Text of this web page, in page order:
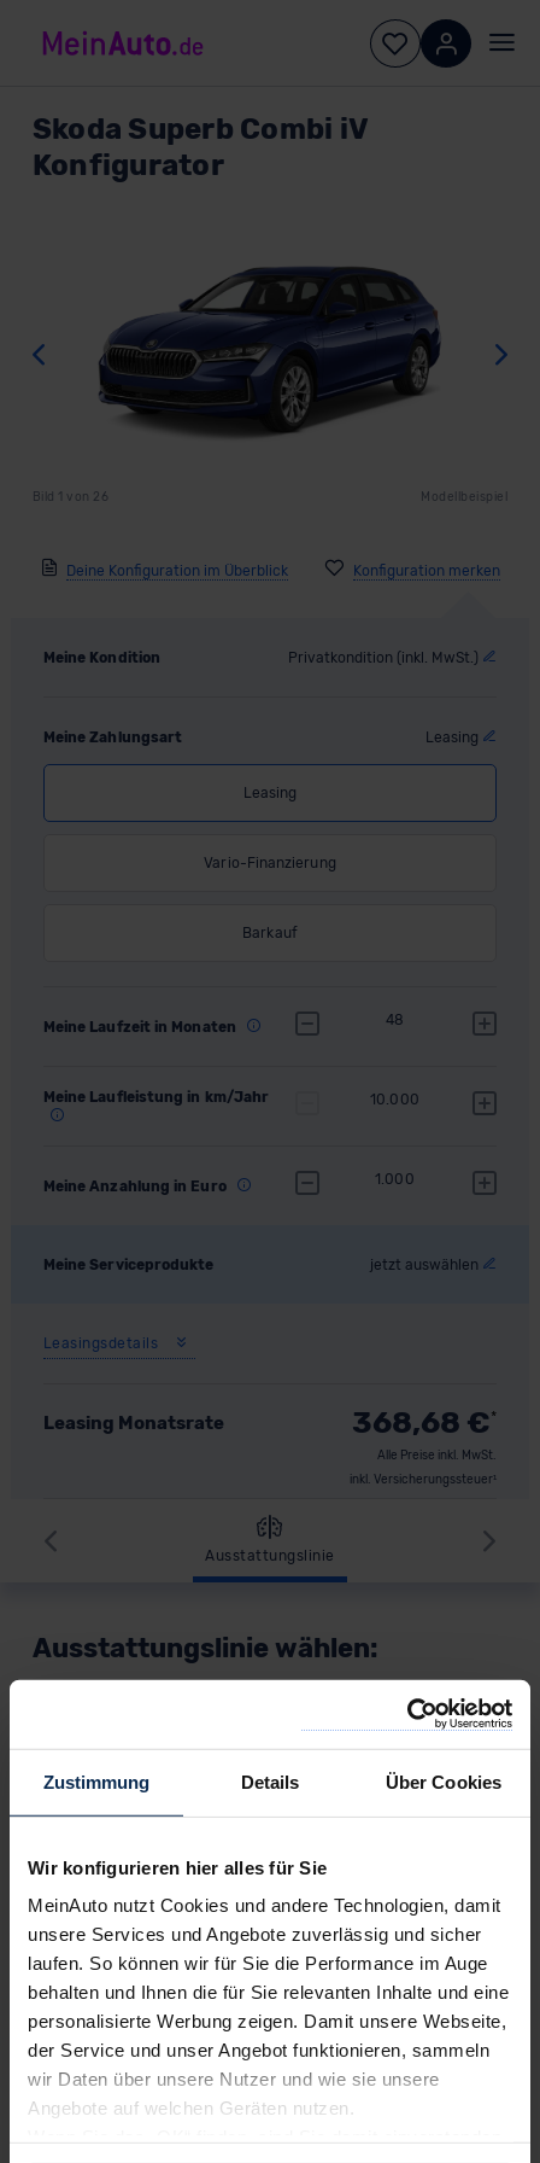
Zustimmung Details Über Cookies
Wir konfigurieren hier alles für Sie
MeinAuto nutzt Cookies und andere Technologien, damit
unsere Services und Angebote zuverlässig und sicher
laufen. So können wir für Sie die Performance im Auge
behalten und Ihnen die für Sie relevanten Inhalte und eine
personalisierte Werbung zeigen. Damit unsere Webseite,
der Service und unser Angebot funktionieren, sammeln
wir Daten über unsere Nutzer und wie sie unsere
Angebote auf welchen Geräten nutzen.
Skoda Superb Combi iV
Konfigurator
Zurück
Bild 1 von 26 Modellbeispiel
Deine Konfiguration im Überblick
Meine Kondition Privatkondition (inkl. MwSt.)
Meine Zahlungsart Leasing
Leasing
Vario-Finanzierung
Barkauf
Meine Laufzeit in Monaten 48
Meine Laufleistung in km/Jahr 10.000
Meine Anzahlung in Euro 1.000
Meine Serviceprodukte jetzt auswählen
Leasingsdetails
Leasing Monatsrate 368,68 €*
Alle Preise inkl. MwSt.
inkl. Versicherungssteuer¹
Ausstattungslinie
Ausstattungslinie wählen:
Elektro
51.650,00€
Listenpreis (UVP) (inkl. MwSt.)
AUSSTATTUNG IM DETAIL
L&K
Elektro